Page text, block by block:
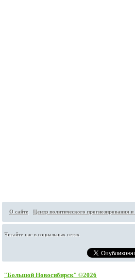
О сайте Центр политического прогнозирования и
Читайте нас в социальных сетях
"Большой Новосибирск" ©2026